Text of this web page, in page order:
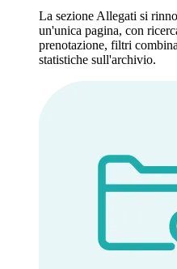
La sezione Allegati si
un'unica pagina, con
prenotazione, filtri
statistiche sull'archivio.